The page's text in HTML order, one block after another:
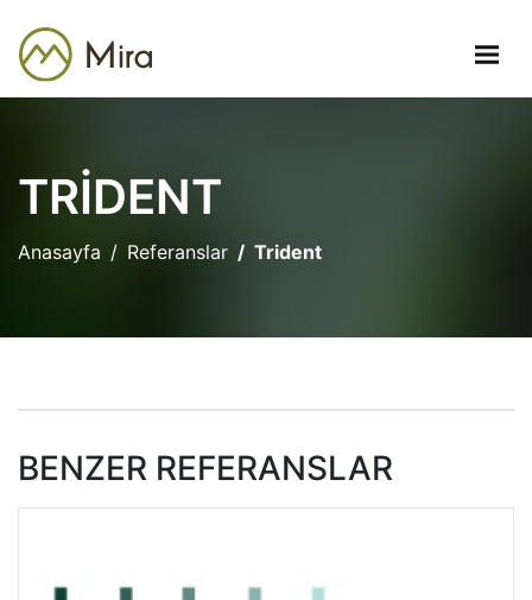
TRIDENT
Anasayfa Referanslar Trident
BENZER REFERANSLAR